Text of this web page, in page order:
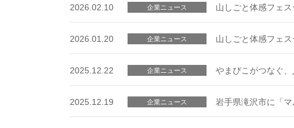
2026.02.10 企業ニュース 山しごと体感フェ
2026.01.20 企業ニュース 山しごと体感フェ
2025.12.22 企業ニュース やまびこがつなぐ
2025.12.19 企業ニュース 岩手県滝沢市に「